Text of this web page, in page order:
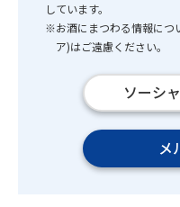
しています。
※お酒にまつわる情報につ
ア)はご遠慮ください。
ソーシ
メ